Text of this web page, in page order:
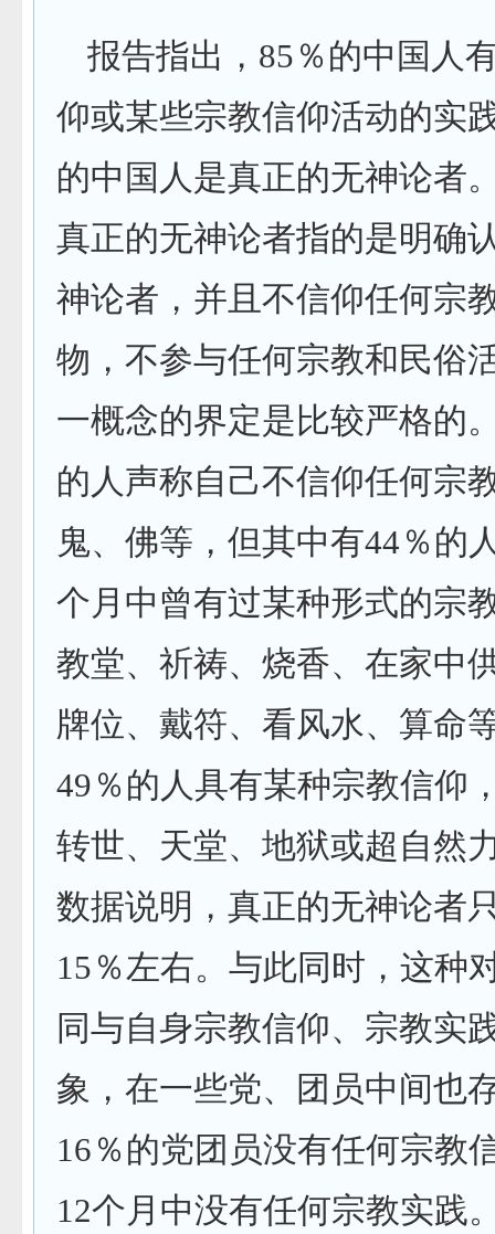
报告指出， 85 ％的中国人
仰或某些宗教信仰活动的实
的中国人是真正的无神论者
真正的无神论者指的是明确
神论者，并且不信仰任何宗
物，不参与任何宗教和民俗
一概念的界定是比较严格的
的人声称自己不信仰任何宗
鬼、佛等，但其中有44 ％的
个月中曾有过某种形式的宗
教堂、祈祷、烧香、在家中
牌位、戴符、看风水、算命
49 ％的人具有某种宗教信仰
转世、天堂、地狱或超自然
数据说明，真正的无神论者
15 ％左右。与此同时，这种
同与自身宗教信仰、宗教实
象，在一些党、团员中间也
16 ％的党团员没有任何宗教
12个月中没有任何宗教实践